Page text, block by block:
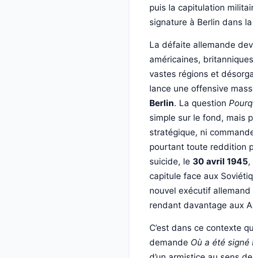
puis la capitulation
signature à Berlin dans
La défaite allemande
américaines,
vastes régions et
lance une offensive
Berlin. La question
simple sur le fond, mais
stratégique, ni
pourtant toute reddition
suicide, le 30 avril 1945,
capitule face aux
nouvel exécutif
rendant davantage aux
C’est dans ce contexte
demande Où a été